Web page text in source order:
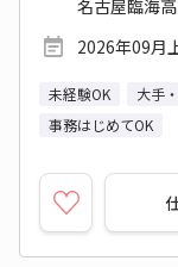
名古屋臨海
2026年09月
未経験OK 大手
事務はじめてOK